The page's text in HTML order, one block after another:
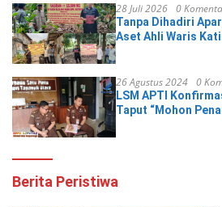
28 Juli 2026 0
Tanpa Dihadiri
Aset Ahli Waris
26 Agustus 2024 0
LSM APTI
Taput “Mohon
Berita Peristiwa